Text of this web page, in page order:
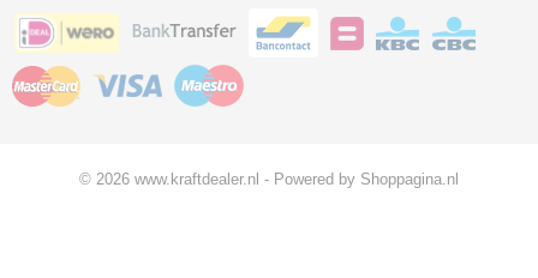
© 2026 www.kraftdealer.nl - Powered by Shoppagina.nl